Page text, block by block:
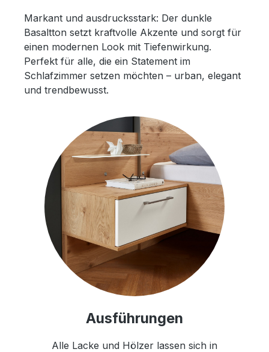
Markant und ausdrucksstark: Der dunkle
Basaltton setzt kraftvolle Akzente und sorgt für
einen modernen Look mit Tiefenwirkung.
Perfekt für alle, die ein Statement im
Schlafzimmer setzen möchten – urban, elegant
und trendbewusst.
Ausführungen
Alle Lacke und Hölzer lassen sich in